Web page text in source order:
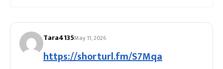
Tara4135May 11, 2026
https://shorturl.fm/S7Mqa